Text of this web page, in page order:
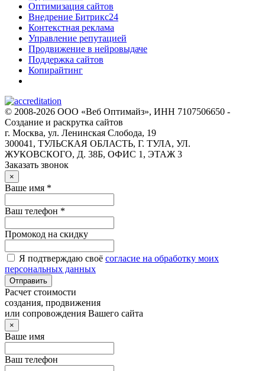
Оптимизация сайтов
Внедрение Битрикс24
Контекстная реклама
Управление репутацией
Продвижение в нейровыдаче
Поддержка сайтов
Копирайтинг
© 2008-2026 ООО «Веб Оптимайз», ИНН 7107506650 -
Создание и раскрутка сайтов
г. Москва, ул. Ленинская Слобода, 19
300041, ТУЛЬСКАЯ ОБЛАСТЬ, Г. ТУЛА, УЛ.
ЖУКОВСКОГО, Д. 38Б, ОФИС 1, ЭТАЖ 3
Заказать звонок
×
Ваше имя *
Ваш телефон *
Промокод на скидку
Я подтверждаю своё согласие на обработку моих
персональных данных
Отправить
Расчет стоимости
создания, продвижения
или сопровождения Вашего сайта
×
Ваше имя
Ваш телефон